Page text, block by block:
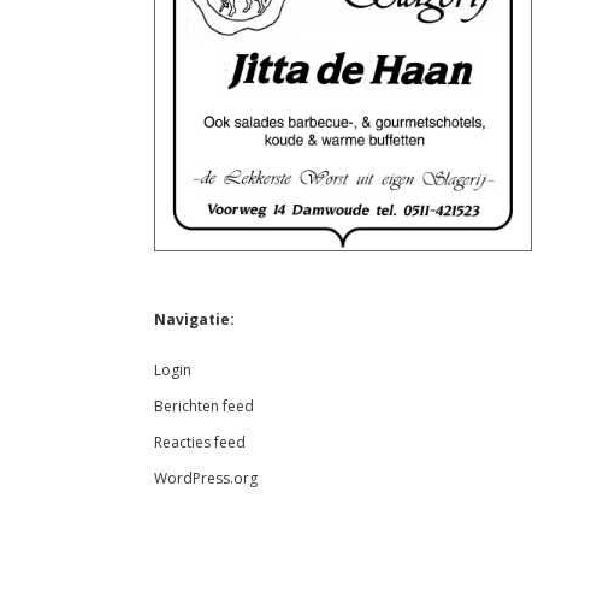
Navigatie:
Login
Berichten feed
Reacties feed
WordPress.org